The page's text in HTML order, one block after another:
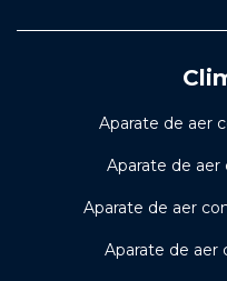
Aparate de aer
Aparate de
Aparate de aer
Aparate de aer